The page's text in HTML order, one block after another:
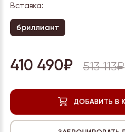
Вставка:
бриллиант
410 490₽ 513 113₽